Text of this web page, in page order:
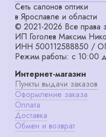
Сеть салонов оптики
в Ярославле и области
© 2021-2026 Все права
ИП Гоголев Максим
ИНН 500112588850 /
Режим работы: с 10:00
Интернет-магазин
Пункты выдачи заказов
Оформление заказа
Оплата
Доставка
Обмен и возврат